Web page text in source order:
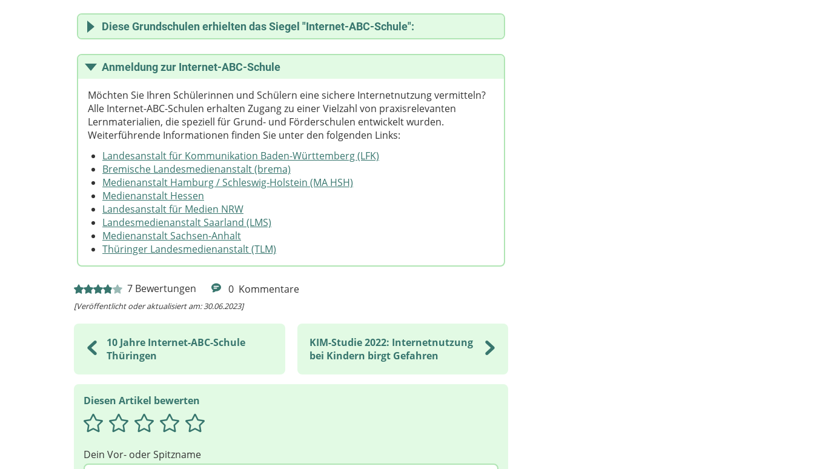
Diese Grundschulen erhielten das Siegel "Internet-ABC-Schule":
Sondersiegel LMS-Partnerschule für 10 Jahre in Folge Internet-ABC-Schule (2023)
GS Albert-Schweitzer Dudweiler
GS Schillerschule Frankenholz
Goldenes Siegel für 4 Jahre in Folge Internet-ABC-Schule (2023)
GS Bexbach
GS Dillingen II – Odilienschule
GS Kleinblittersdorf
GS St. Ingbert Albert-Weisgerber-Schule
Internet-ABC Siegel (2023)
Regionalverband Saarbrücken
GS Arnulfschule Saarbrücken
GS Erich-Kästner Heusweiler-Holz
GS Völklingen Heidstock-Luisenthal
GS Eschberg
GS Hohe Wacht
GS Saarbrücken-Dudweiler Turmschule
GS Saarbrücken-Rußhütte
GS Sulzbach II – Waldschule Altenwald
GS Völklingen-Haydnstraße
GS Fürstenhausen
GS Köllerbach
GS Herrensohr-Jägersfreude
GS Folsterhöhe
GS Rodenhof
Anmeldung zur Internet-ABC-Schule
Möchten Sie Ihren Schülerinnen und Schülern eine sichere Internetnutzung vermitteln?
Alle Internet-ABC-Schulen erhalten Zugang zu einer Vielzahl von praxisrelevanten
Lernmaterialien, die speziell für Grund- und Förderschulen entwickelt wurden.
Weiterführende Informationen finden Sie unter den folgenden Links:
Landesanstalt für Kommunikation Baden-Württemberg (LFK)
Bremische Landesmedienanstalt (brema)
Medienanstalt Hamburg / Schleswig-Holstein (MA HSH)
Medienanstalt Hessen
Landesanstalt für Medien NRW
Landesmedienanstalt Saarland (LMS)
Medienanstalt Sachsen-Anhalt
Thüringer Landesmedienanstalt (TLM)
7 Bewertungen 0 Kommentare
[Veröffentlicht oder aktualisiert am: 30.06.2023]
10 Jahre Internet-ABC-Schule
Thüringen
KIM-Studie 2022: Internetnutzung
bei Kindern birgt Gefahren
Diesen Artikel bewerten
Dein Vor- oder Spitzname